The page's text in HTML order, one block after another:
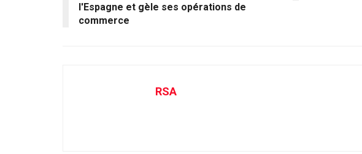
l'Espagne et gèle ses opérations de
commerce
RSA